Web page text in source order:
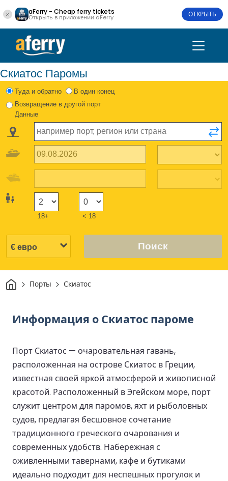
aFerry - Cheap ferry tickets
Открыть в приложении aFerry ОТКРЫТЬ
Скиатос Паромы
Туда и обратно
В один конец
Возвращение в другой порт
Данные
18+ < 18
Поиск
ДомПорты Скиатос
Информация о Скиатос пароме
Порт Скиатос — очаровательная гавань,
расположенная на острове Скиатос в Греции,
известная своей яркой атмосферой и живописной
красотой. Расположенный в Эгейском море, порт
служит центром для паромов, яхт и рыболовных
судов, предлагая бесшовное сочетание
традиционного греческого очарования и
современных удобств. Набережная с
оживленными тавернами, кафе и бутиками
идеально подходит для неспешных прогулок и